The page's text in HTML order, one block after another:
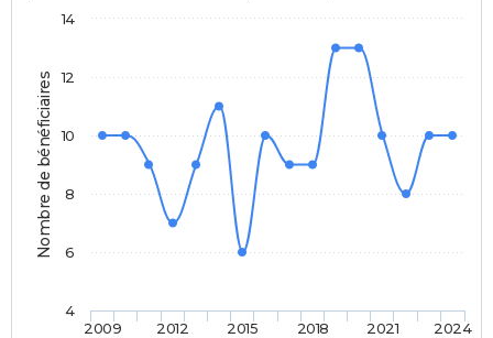
Nombre de bénéficiaires
2009 2012 2015 2018 2021 2024
4
6
8
10
12
14